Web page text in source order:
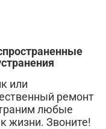
или
ремонт
любые
жизни. Звоните!